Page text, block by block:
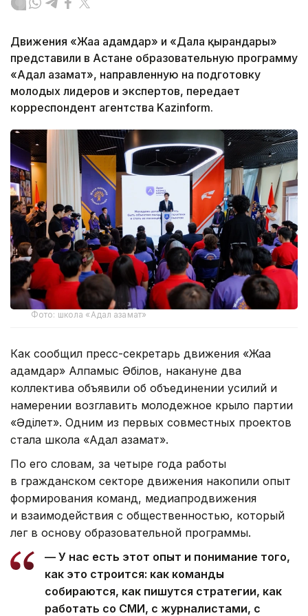
Движения «Жаңа адамдар» и «Дала қырандары»
представили в Астане образовательную программу
«Адал азамат», направленную на подготовку
молодых лидеров и экспертов, передает
корреспондент агентства Kazinform.
Фото: школа «Адал азамат»
Как сообщил пресс-секретарь движения «Жаңа
адамдар» Алпамыс Әбілов, накануне два
коллектива объявили об объединении усилий и
намерении возглавить молодежное крыло партии
«Әділет». Одним из первых совместных проектов
стала школа «Адал азамат».
По его словам, за четыре года работы
в гражданском секторе движения накопили опыт
формирования команд, медиапродвижения
и взаимодействия с общественностью, который
лег в основу образовательной программы.
— У нас есть этот опыт и понимание того,
как это строится: как команды
собираются, как пишутся стратегии, как
работать со СМИ, с журналистами, с